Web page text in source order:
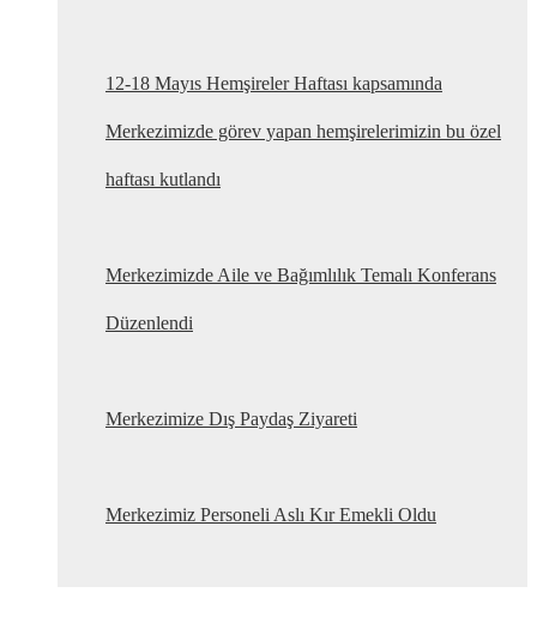
12-18 Mayıs Hemşireler Haftası kapsamında
Merkezimizde görev yapan hemşirelerimizin bu özel
haftası kutlandı
Merkezimizde Aile ve Bağımlılık Temalı Konferans
Düzenlendi
Merkezimize Dış Paydaş Ziyareti
Merkezimiz Personeli Aslı Kır Emekli Oldu